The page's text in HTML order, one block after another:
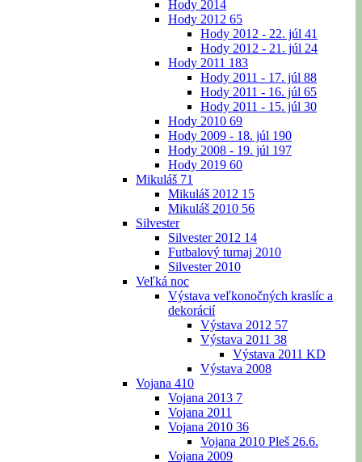
Hody 2014
Hody 2012 65
Hody 2012 - 22. júl 41
Hody 2012 - 21. júl 24
Hody 2011 183
Hody 2011 - 17. júl 88
Hody 2011 - 16. júl 65
Hody 2011 - 15. júl 30
Hody 2010 69
Hody 2009 - 18. júl 190
Hody 2008 - 19. júl 197
Hody 2019 60
Mikuláš 71
Mikuláš 2012 15
Mikuláš 2010 56
Silvester
Silvester 2012 14
Futbalový turnaj 2010
Silvester 2010
Veľká noc
Výstava veľkonočných kraslíc a
dekorácií
Výstava 2012 57
Výstava 2011 38
Výstava 2011 KD
Výstava 2008
Vojana 410
Vojana 2013 7
Vojana 2011
Vojana 2010 36
Vojana 2010 Pleš 26.6.
Vojana 2009